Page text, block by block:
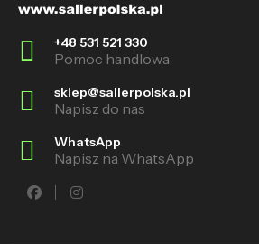
+48 531 521 330
Pomoc handlowa
sklep@sallerpolska.pl
Napisz do nas
WhatsApp
Napisz na WhatsApp